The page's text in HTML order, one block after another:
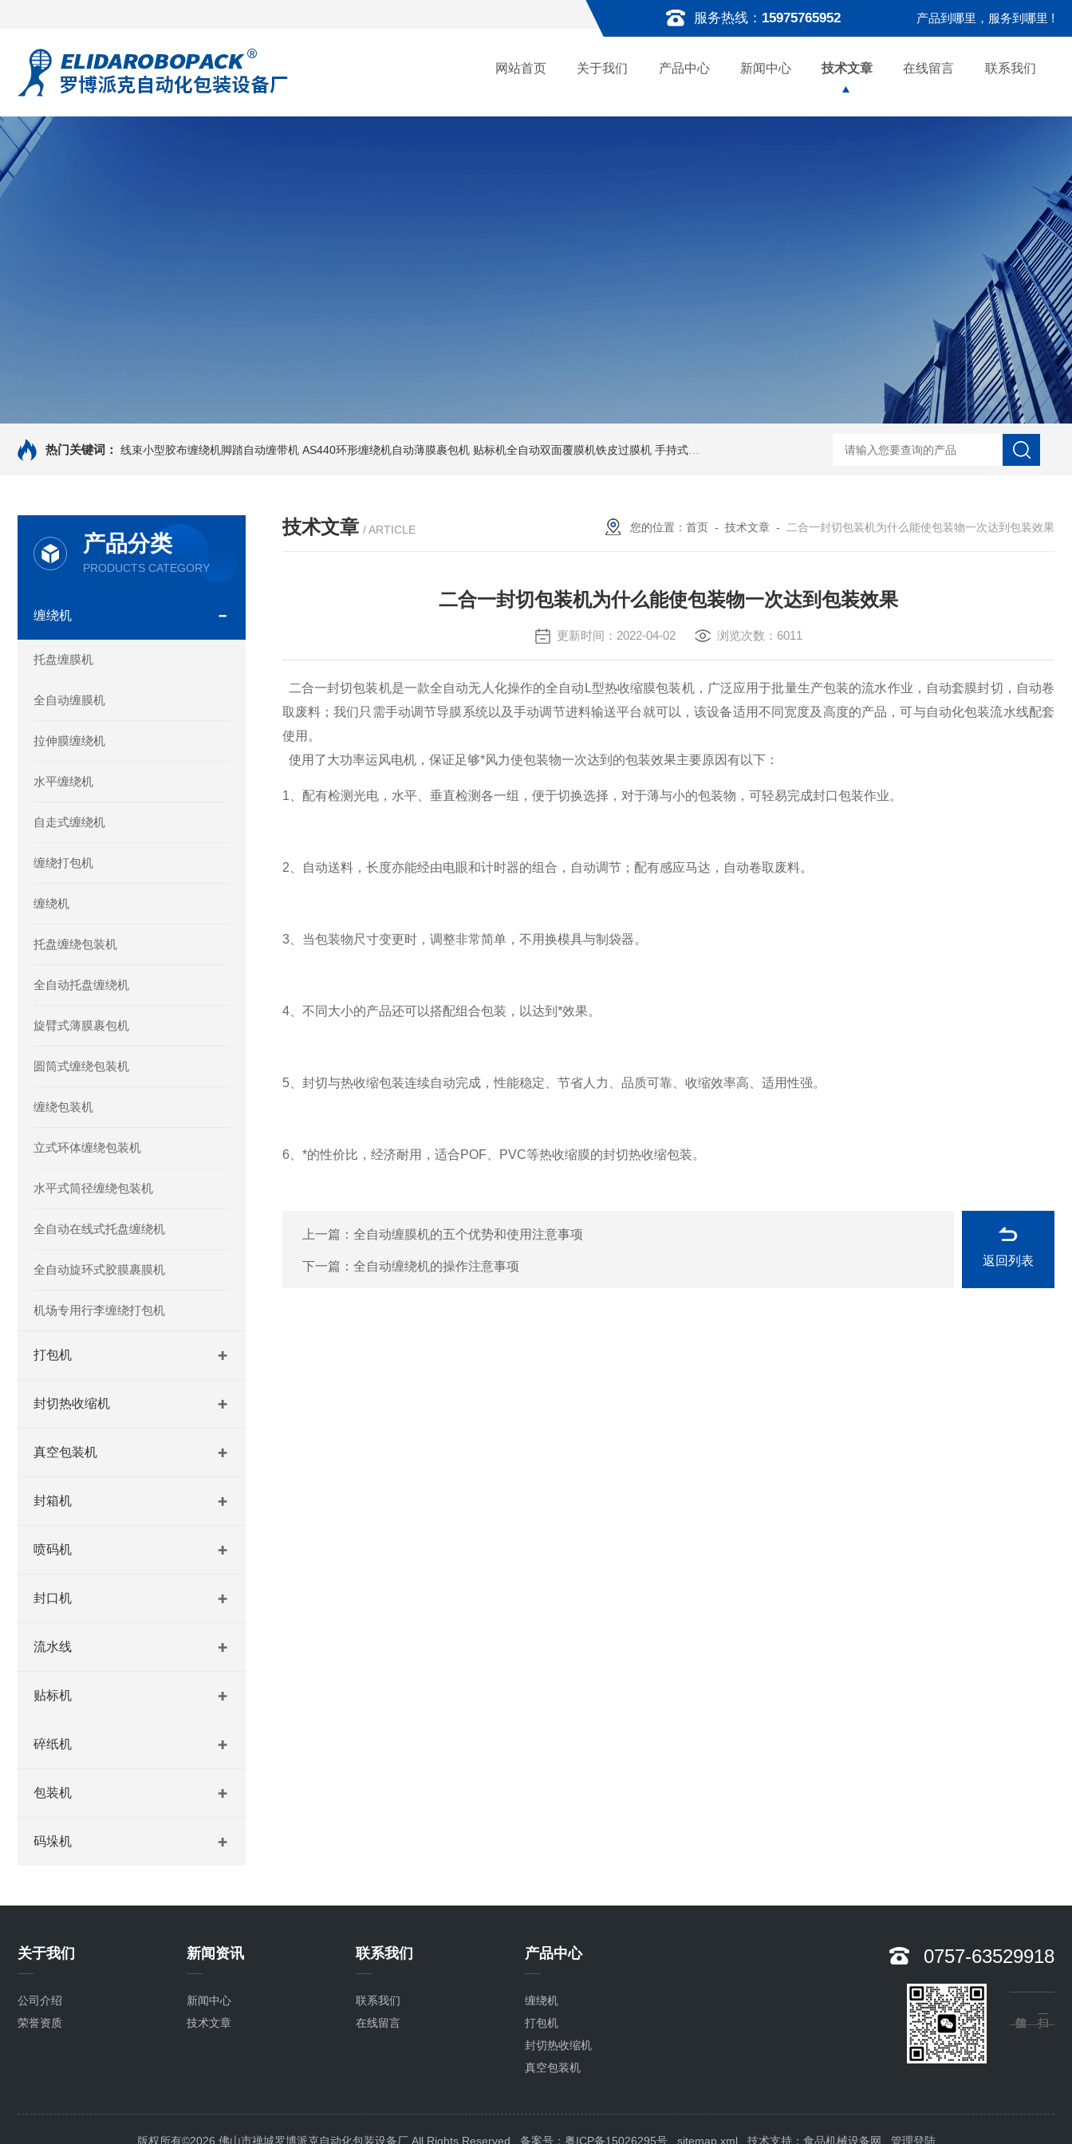
服务热线： 15975765952 产品到哪里，服务到哪里 !
网站首页 关于我们 产品中心 新闻中心 技术文章 在线留言 联系我们
热门关键词： 线束小型胶布缠绕机脚踏自动缠带机 AS440环形缠绕机自动薄膜裹包机 贴标机全自动双面覆膜机铁皮过膜机 手持式激光打标机铁牌便携式打码机 自动协作码垛机纸箱码垛械手 DZ-760全自动
产品分类
PRODUCTS CATEGORY
缠绕机
托盘缠膜机
全自动缠膜机
拉伸膜缠绕机
水平缠绕机
自走式缠绕机
缠绕打包机
缠绕机
托盘缠绕包装机
全自动托盘缠绕机
旋臂式薄膜裹包机
圆筒式缠绕包装机
缠绕包装机
立式环体缠绕包装机
水平式筒径缠绕包装机
全自动在线式托盘缠绕机
全自动旋环式胶膜裹膜机
机场专用行李缠绕打包机
打包机
封切热收缩机
真空包装机
封箱机
喷码机
封口机
流水线
贴标机
碎纸机
包装机
码垛机
技术文章 / ARTICLE 您的位置： 首页 - 技术文章 - 二合一封切包装机为什么能使包装物一次达到包装效果
二合一封切包装机为什么能使包装物一次达到包装效果
更新时间：2022-04-02 浏览次数：6011
二合一封切包装机是一款全自动无人化操作的全自动L型热收缩膜包装机，广泛应用于批量生产包装的流水作业，自动套膜封切，自动卷
取废料；我们只需手动调节导膜系统以及手动调节进料输送平台就可以，该设备适用不同宽度及高度的产品，可与自动化包装流水线配套
使用。
使用了大功率运风电机，保证足够*风力使包装物一次达到的包装效果主要原因有以下：
1、配有检测光电，水平、垂直检测各一组，便于切换选择，对于薄与小的包装物，可轻易完成封口包装作业。
2、自动送料，长度亦能经由电眼和计时器的组合，自动调节；配有感应马达，自动卷取废料。
3、当包装物尺寸变更时，调整非常简单，不用换模具与制袋器。
4、不同大小的产品还可以搭配组合包装，以达到*效果。
5、封切与热收缩包装连续自动完成，性能稳定、节省人力、品质可靠、收缩效率高、适用性强。
6、*的性价比，经济耐用，适合POF、PVC等热收缩膜的封切热收缩包装。
上一篇： 全自动缠膜机的五个优势和使用注意事项
下一篇： 全自动缠绕机的操作注意事项 返回列表
关于我们
公司介绍
荣誉资质
新闻资讯
新闻中心
技术文章
联系我们
联系我们
在线留言
产品中心
缠绕机
打包机
封切热收缩机
真空包装机
喷码机
封口机
0757-63529918
版权所有©2026 佛山市禅城罗博派克自动化包装设备厂 All Rights Reserved 备案号：粤ICP备15026295号 sitemap.xml技术支持： 食品机械设备网 管理登陆